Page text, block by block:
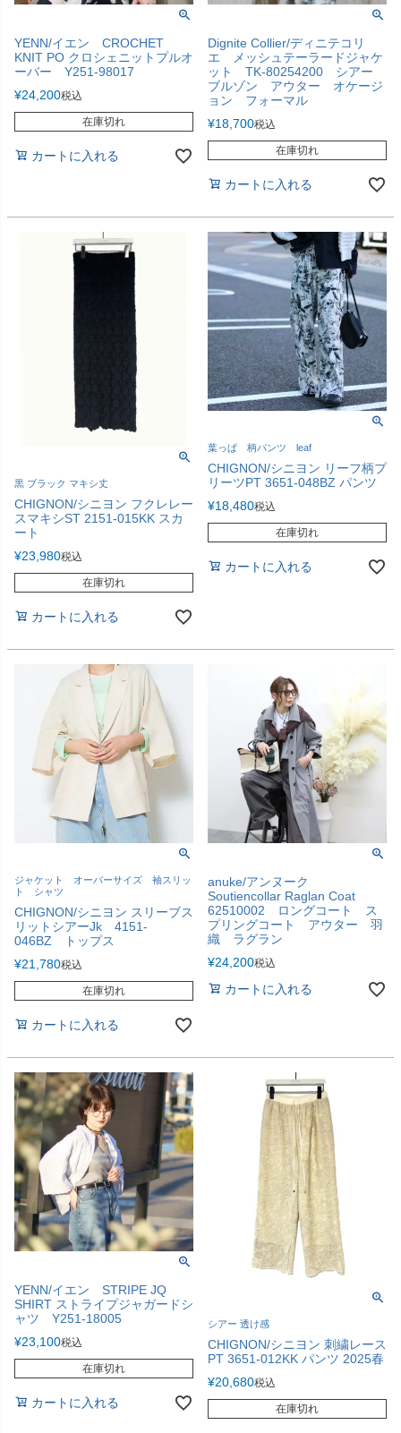
YENN/イエン CROCHET
KNIT PO クロシェニットプルオ
ーバー Y251-98017
¥24,200税込
在庫切れ
カートに入れる
Dignite Collier/ディニテコリ
エ メッシュテーラードジャケ
ット TK-80254200 シアー
ブルゾン アウター オケージ
ョン フォーマル
¥18,700税込
在庫切れ
カートに入れる
黒 ブラック マキシ丈
CHIGNON/シニヨン フクレレー
スマキシST 2151-015KK スカ
ート
¥23,980税込
在庫切れ
カートに入れる
葉っぱ 柄パンツ leaf
CHIGNON/シニヨン リーフ柄プ
リーツPT 3651-048BZ パンツ
¥18,480税込
在庫切れ
カートに入れる
ジャケット オーバーサイズ 袖スリッ
ト シャツ
CHIGNON/シニヨン スリーブス
リットシアーJk 4151-
046BZ トップス
¥21,780税込
在庫切れ
カートに入れる
anuke/アンヌーク
Soutiencollar Raglan Coat
62510002 ロングコート ス
プリングコート アウター 羽
織 ラグラン
¥24,200税込
カートに入れる
YENN/イエン STRIPE JQ
SHIRT ストライプジャガードシ
ャツ Y251-18005
¥23,100税込
在庫切れ
カートに入れる
シアー 透け感
CHIGNON/シニヨン 刺繍レース
PT 3651-012KK パンツ 2025春
¥20,680税込
在庫切れ